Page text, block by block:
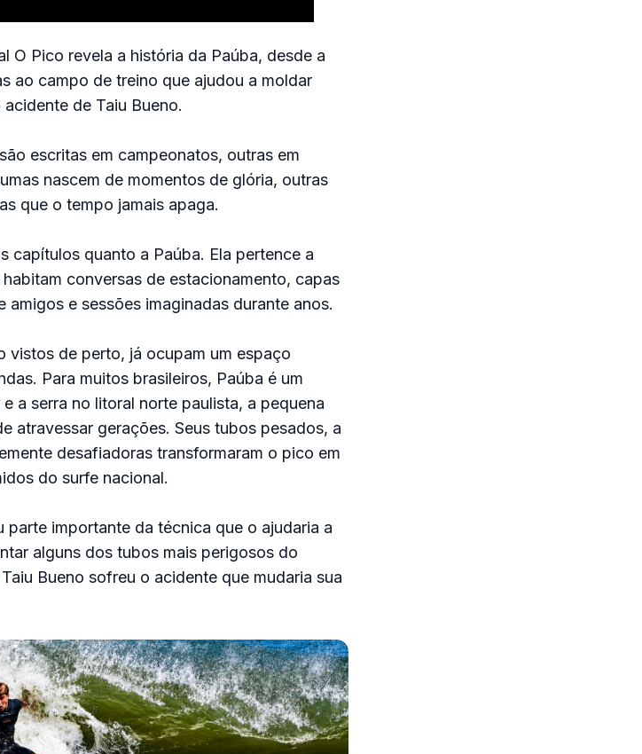
O Pico revela a história da Paúba, desde a
ao campo de treino que ajudou a moldar
de Taiu Bueno.
escritas em campeonatos, outras em
nascem de momentos de glória, outras
que o tempo jamais apaga.
capítulos quanto a Paúba. Ela pertence a
conversas de estacionamento, capas
e sessões imaginadas durante anos.
vistos de perto, já ocupam um espaço
Para muitos brasileiros, Paúba é um
a serra no litoral norte paulista, a pequena
atravessar gerações. Seus tubos pesados, a
desafiadoras transformaram o pico em
do surfe nacional.
parte importante da técnica que o ajudaria a
alguns dos tubos mais perigosos do
Bueno sofreu o acidente que mudaria sua